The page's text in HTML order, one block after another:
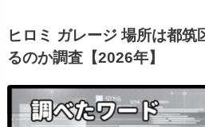
ヒロミ ガレージ 場所は都筑
るのか調査【2026年】